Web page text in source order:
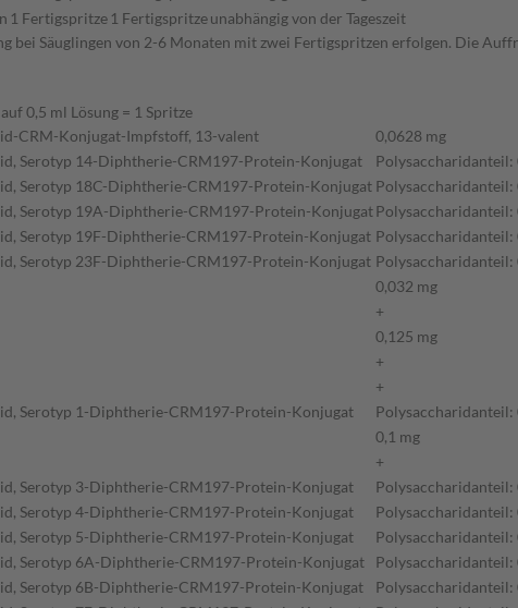
1 Fertigspritze 1 Fertigspritzeunabhängig von der Tageszeit
bei Säuglingen von 2-6 Monaten mit zwei Fertigspritzen erfolgen. Die
0,5 ml Lösung = 1 Spritze
CRM-Konjugat-Impfstoff, 13-valent
0,0628 mg
Serotyp 14-Diphtherie-CRM197-Protein-Konjugat
Polysaccharidanteil:
Serotyp 18C-Diphtherie-CRM197-Protein-Konjugat Polysaccharidanteil:
Serotyp 19A-Diphtherie-CRM197-Protein-KonjugatPolysaccharidanteil:
Serotyp 19F-Diphtherie-CRM197-Protein-Konjugat Polysaccharidanteil:
Serotyp 23F-Diphtherie-CRM197-Protein-Konjugat Polysaccharidanteil:
0,032 mg
+
0,125 mg
+
+
Serotyp 1-Diphtherie-CRM197-Protein-Konjugat
Polysaccharidanteil:
0,1 mg
+
Serotyp 3-Diphtherie-CRM197-Protein-Konjugat
Polysaccharidanteil:
Serotyp 4-Diphtherie-CRM197-Protein-Konjugat
Polysaccharidanteil:
Serotyp 5-Diphtherie-CRM197-Protein-Konjugat
Polysaccharidanteil:
Serotyp 6A-Diphtherie-CRM197-Protein-Konjugat
Polysaccharidanteil:
Serotyp 6B-Diphtherie-CRM197-Protein-Konjugat
Polysaccharidanteil: